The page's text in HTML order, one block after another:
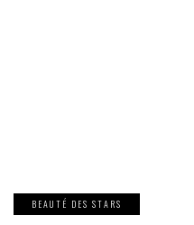
BEAUTÉ DES STARS